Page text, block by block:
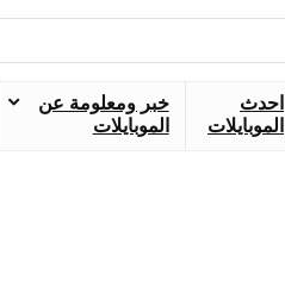
احدث
الموبايلات
خبر ومعلومة عن
الموبايلات